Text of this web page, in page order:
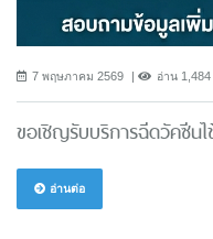
7 พฤษภาคม 2569 อ่าน 1,484
ขอเชิญรับบริการฉีดวัคซี
อ่านต่อ